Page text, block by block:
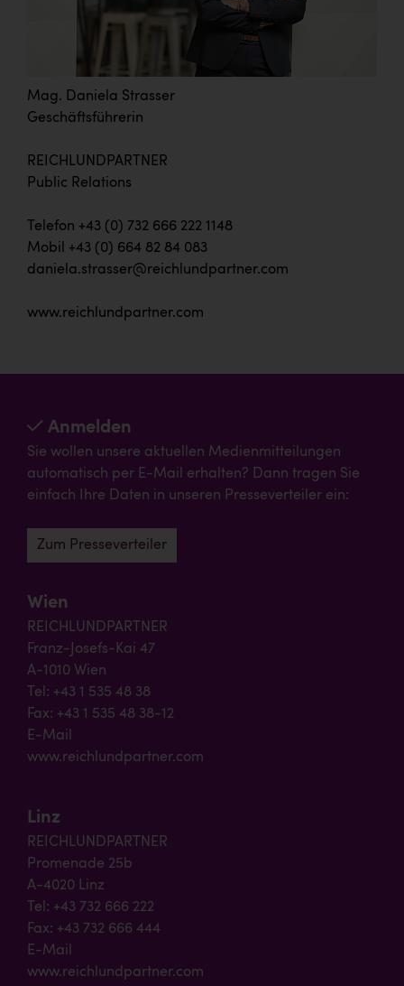
Mag. Daniela Strasser
Geschäftsführerin
REICHLUNDPARTNER
Public Relations
Telefon +43 (0) 732 666 222 1148
Mobil +43 (0) 664 82 84 083
daniela.strasser@reichlundpartner.com
www.reichlundpartner.com
Anmelden
Sie wollen unsere aktuellen Medienmitteilungen
automatisch per E-Mail erhalten? Dann tragen Sie
einfach Ihre Daten in unseren Presseverteiler ein:
Zum Presseverteiler
Wien
REICHLUNDPARTNER
Franz-Josefs-Kai 47
A-1010 Wien
Tel: +43 1 535 48 38
Fax: +43 1 535 48 38-12
E-Mail
www.reichlundpartner.com
Linz
REICHLUNDPARTNER
Promenade 25b
A-4020 Linz
Tel: +43 732 666 222
Fax: +43 732 666 444
E-Mail
www.reichlundpartner.com